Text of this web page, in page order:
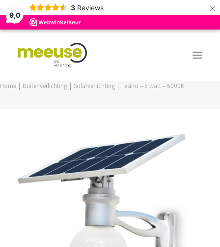
9,0
3 Reviews ×
WEBSHOP
LOGIN / REGISTER
WINKELWAGEN
Home Buitenverlichting Solarverlichting Tesino – 8 watt – 6000K